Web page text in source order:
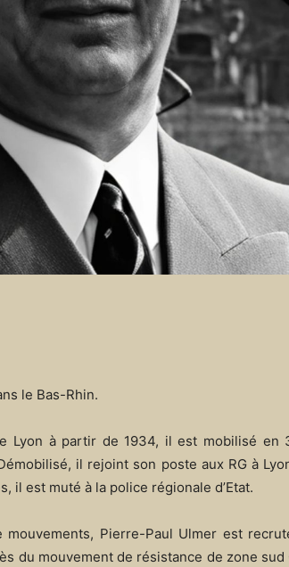
le Bas-Rhin.
Lyon à partir de 1934, il est mobilisé en
il rejoint son poste aux RG à
il est muté à la police régionale d’Etat.
Pierre-Paul Ulmer est
du mouvement de résistance de zone sud